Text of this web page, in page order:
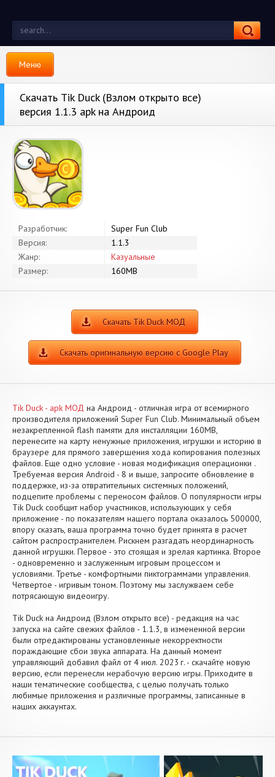
Меню
Скачать Tik Duck (Взлом открыто все)
версия 1.1.3 apk на Андроид
Разработчик:
Super Fun Club
Версия:
1.1.3
Жанр:
Казуальные
Размер:
160MB
Скачать Tik Duck МОД
Скачать оригинальную версию с Google Play
Tik Duck - apk МОД на Андроид - отличная игра от всемирного
производителя приложений Super Fun Club. Минимальный объем
незакрепленной flash памяти для инсталляции 160MB,
перенесите на карту ненужные приложения, игрушки и историю в
браузере для прямого завершения хода копирования полезных
файлов. Еще одно условие - новая модификация операционки .
Требуемая версия Android - 8 и выше, запросите обновление в
поддержке, из-за отвратительных системных положений,
подцепите проблемы с переносом файлов. О популярности игры
Tik Duck сообщит набор участников, использующих у себя
приложение - по показателям нашего портала оказалось 500000,
впору сказать, ваша программа точно будет принята в расчет
сайтом распространителем. Рискнем разгадать неординарность
данной игрушки. Первое - это стоящая и зрелая картинка. Второе
- одновременно и заслуженным игровым процессом и
условиями. Третье - комфортными пиктограммами управления.
Четвертое - игривым тоном. Поэтому мы заслужваем себе
потрясающую видеоигру.
Tik Duck на Андроид (Взлом открыто все) - редакция на час
запуска на сайте свежих файлов - 1.1.3, в измененной версии
были отредактированы установленные некорректности
пораждающие сбои звука аппарата. На данный момент
управляющий добавил файл от 4 июл. 2023 г. - скачайте новую
версию, если перенесли нерабочую версию игры. Приходите в
наши тематические сообщества, с целью получать только
любимые приложения и различные программы, записанные в
наших аккаунтах.